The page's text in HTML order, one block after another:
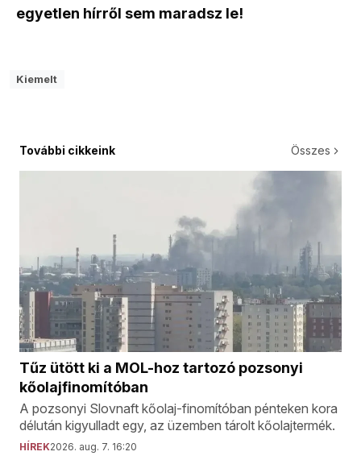
egyetlen hírről sem maradsz le!
Kiemelt
További cikkeink Összes
Tűz ütött ki a MOL-hoz tartozó pozsonyi
kőolajfinomítóban
A pozsonyi Slovnaft kőolaj-finomítóban pénteken kora
délután kigyulladt egy, az üzemben tárolt kőolajtermék.
HÍREK2026. aug. 7. 16:20